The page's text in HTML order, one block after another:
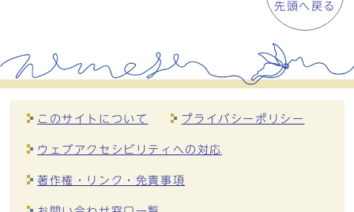
先頭へ戻る
このサイトについて プライバシーポリシー
ウェブアクセシビリティへの対応
著作権・リンク・免責事項